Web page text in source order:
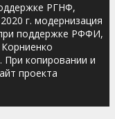
РГНФ,
г. модернизация
поддержке РФФИ,
копировании и
проекта